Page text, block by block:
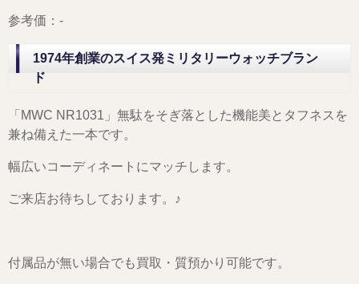
参考価：-
1974年創業のスイス発ミリタリーウォッチブラン
ド
「MWC NR1031」無駄をそぎ落とした機能美とタフネスを
兼ね備えた一本です。
幅広いコーディネートにマッチします。
ご来店お待ちしております。 ♪
付属品が無い場合でも買取・質預かり可能です。